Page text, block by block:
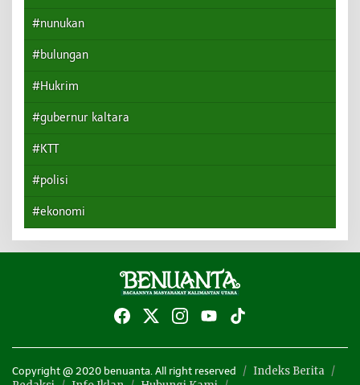
#nunukan
#bulungan
#Hukrim
#gubernur kaltara
#KTT
#polisi
#ekonomi
Copyright @ 2020 benuanta. All right reserved
Indeks Berita